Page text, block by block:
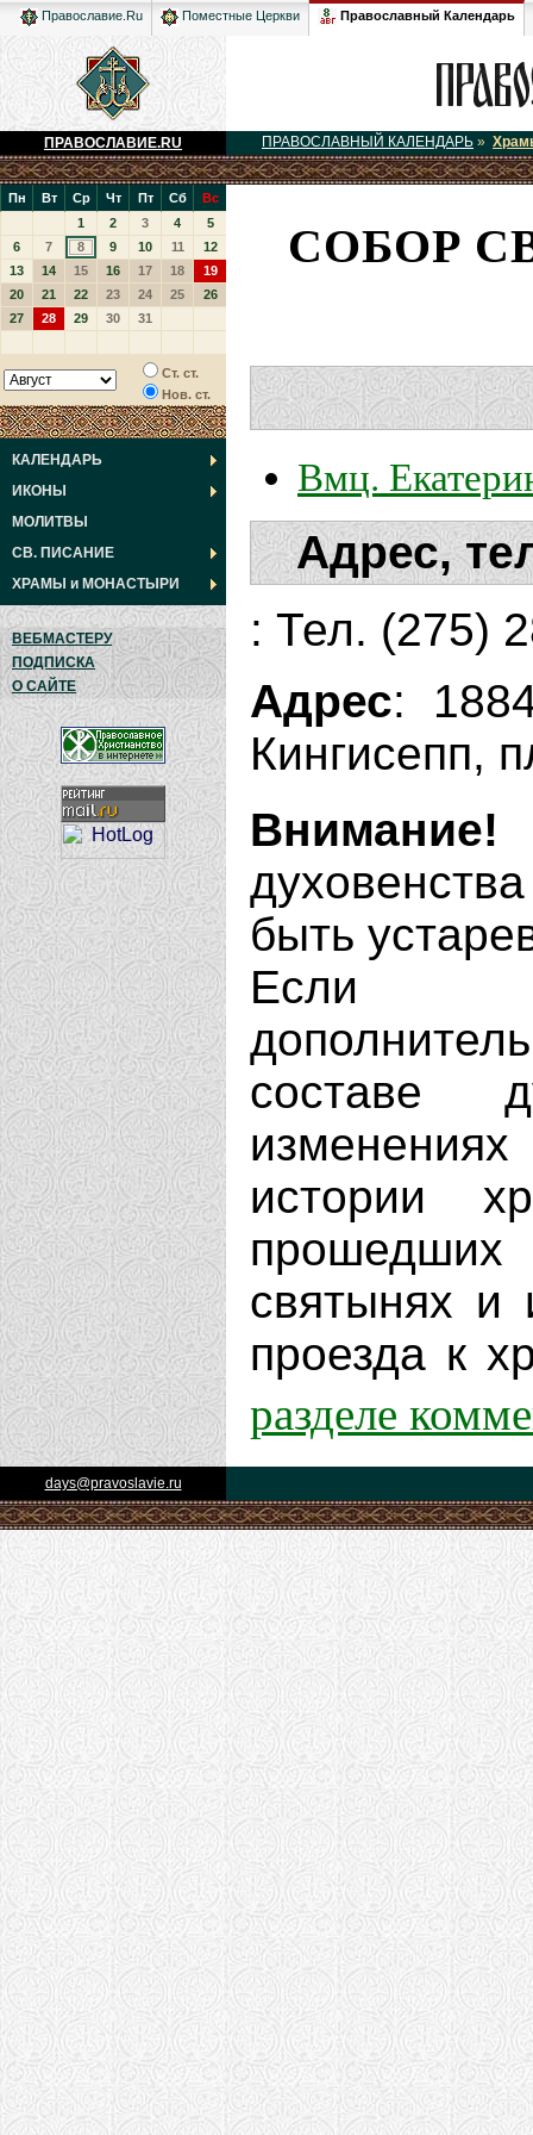
Православие.Ru Поместные Церкви Православный Календарь
ПРАВОСЛАВИЕ.RU ПРАВОСЛАВНЫЙ КАЛЕНДАРЬ »
Пн Вт Ср Чт Пт Сб
Вс
1
2 3 4
5
6
7 8 9 10 11
12
13
14 15 16 17 18
19
20
21 22 23 24 25
26
27
28 29 30 31
Ст. ст.
Нов. ст.
КАЛЕНДАРЬ
ИКОНЫ
МОЛИТВЫ
СВ. ПИСАНИЕ
ХРАМЫ и МОНАСТЫРИ
ВЕБМАСТЕРУ
ПОДПИСКА
О САЙТЕ
СОБОР
Вмц.
Адрес,
: Тел. (275)
Адрес:
Кингисепп,
Внимание!
быть
Если
составе
истории
святынях и
проезда к
разделе
days@pravoslavie.ru